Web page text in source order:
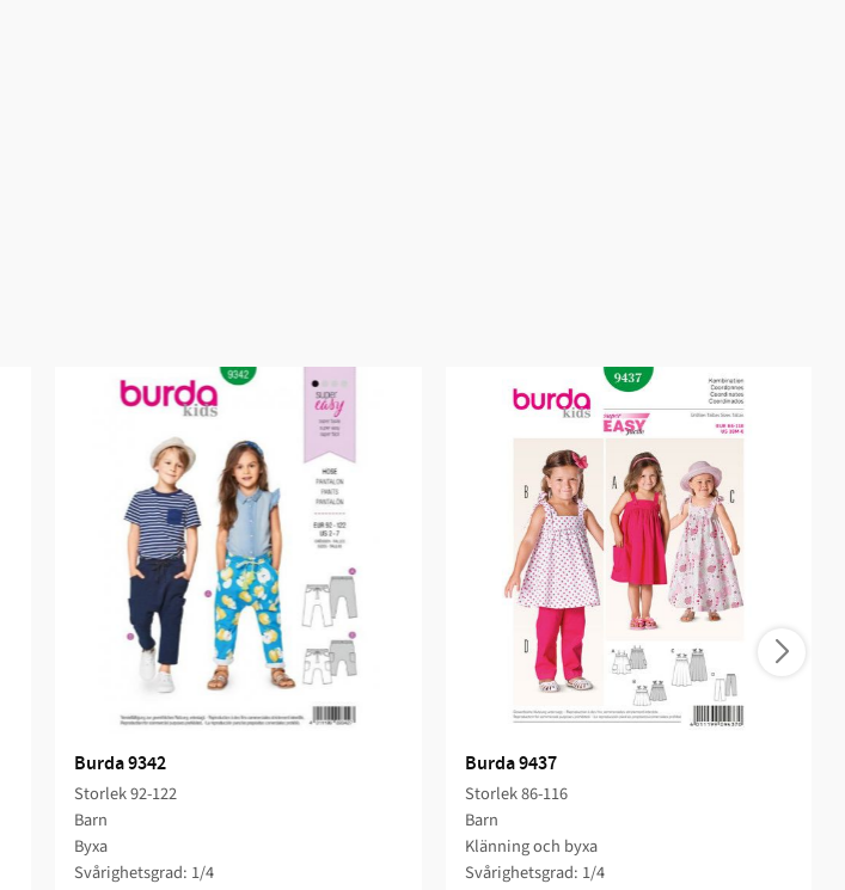
Burda 9342
Storlek 92-122
Barn
Byxa
Svårighetsgrad: 1/4​
Burda 9437
Storlek 86-116
Barn
Klänning och byxa
Svårighetsgrad: 1/4​